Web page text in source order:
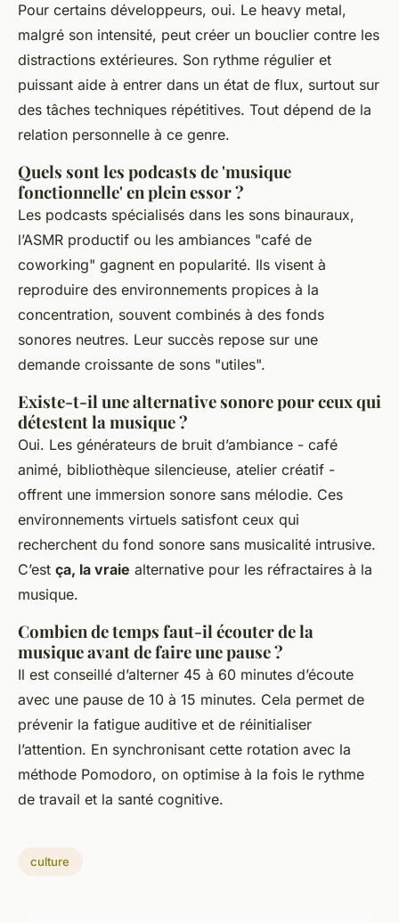
Pour certains développeurs, oui. Le heavy metal,
malgré son intensité, peut créer un bouclier contre les
distractions extérieures. Son rythme régulier et
puissant aide à entrer dans un état de flux, surtout sur
des tâches techniques répétitives. Tout dépend de la
relation personnelle à ce genre.
Quels sont les podcasts de 'musique
fonctionnelle' en plein essor ?
Les podcasts spécialisés dans les sons binauraux,
l’ASMR productif ou les ambiances "café de
coworking" gagnent en popularité. Ils visent à
reproduire des environnements propices à la
concentration, souvent combinés à des fonds
sonores neutres. Leur succès repose sur une
demande croissante de sons "utiles".
Existe-t-il une alternative sonore pour ceux qui
détestent la musique ?
Oui. Les générateurs de bruit d’ambiance - café
animé, bibliothèque silencieuse, atelier créatif -
offrent une immersion sonore sans mélodie. Ces
environnements virtuels satisfont ceux qui
recherchent du fond sonore sans musicalité intrusive.
C’est ça, la vraie alternative pour les réfractaires à la
musique.
Combien de temps faut-il écouter de la
musique avant de faire une pause ?
Il est conseillé d’alterner 45 à 60 minutes d’écoute
avec une pause de 10 à 15 minutes. Cela permet de
prévenir la fatigue auditive et de réinitialiser
l’attention. En synchronisant cette rotation avec la
méthode Pomodoro, on optimise à la fois le rythme
de travail et la santé cognitive.
culture